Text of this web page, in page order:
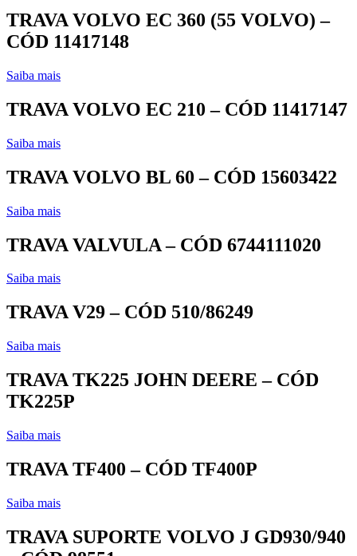
TRAVA VOLVO EC 360 (55 VOLVO) –
CÓD 11417148
Saiba mais
TRAVA VOLVO EC 210 – CÓD 11417147
Saiba mais
TRAVA VOLVO BL 60 – CÓD 15603422
Saiba mais
TRAVA VALVULA – CÓD 6744111020
Saiba mais
TRAVA V29 – CÓD 510/86249
Saiba mais
TRAVA TK225 JOHN DEERE – CÓD
TK225P
Saiba mais
TRAVA TF400 – CÓD TF400P
Saiba mais
TRAVA SUPORTE VOLVO J GD930/940